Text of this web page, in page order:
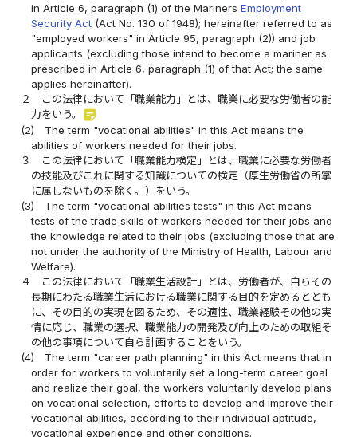
in Article 6, paragraph (1) of the MarinersEmployment
Security Act (Act No. 130 of 1948); hereinafter referred to as
"employed workers" in Article 95, paragraph (2)) and job
applicants (excluding those intend to become a mariner as
prescribed in Article 6, paragraph (1) of that Act; the same
applies hereinafter).
２
この法律において「職業能力」とは、職業に必要な労働者の能
力をいう。 sticky_note_2
(2)
The term "vocational abilities" in this Act means the
abilities of workers needed for their jobs.
３
この法律において「職業能力検定」とは、職業に必要な労働者
の技能及びこれに関する知識についての検定（厚生労働省の所掌
に属しないものを除く。）をいう。
(3)
The term "vocational abilities tests" in this Act means
tests of the trade skills of workers needed for their jobs and
the knowledge related to their jobs (excluding those that are
not under the authority of the Ministry of Health, Labour and
Welfare).
４
この法律において「職業生活設計」とは、労働者が、自らその
長期にわたる職業生活における職業に関する目的を定めるととも
に、その目的の実現を図るため、その適性、職業経験その他の実
情に応じ、職業の選択、職業能力の開発及び向上のための取組そ
の他の事項について自ら計画することをいう。
(4)
The term "career path planning" in this Act means that in
order for workers to voluntarily set a long-term career goal
and realize their goal, the workers voluntarily develop plans
on vocational selection, efforts to develop and improve their
vocational abilities, according to their individual aptitude,
vocational experience and other conditions.